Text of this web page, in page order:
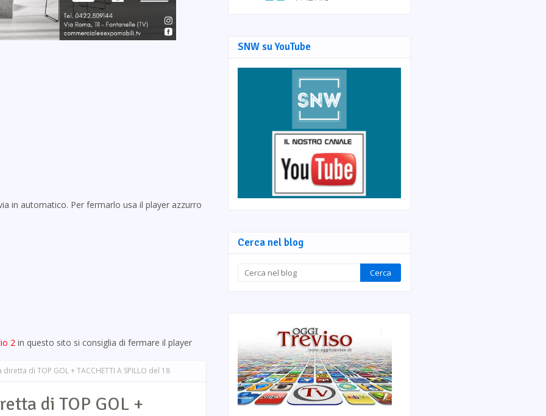
in automatico. Per fermarlo usa il player azzurro
2 in questo sito si consiglia di fermare il player
diretta di TOP GOL + TACCHETTI A SPILLO del 18
di TOP GOL +
SNW su YouTube
Cerca nel blog